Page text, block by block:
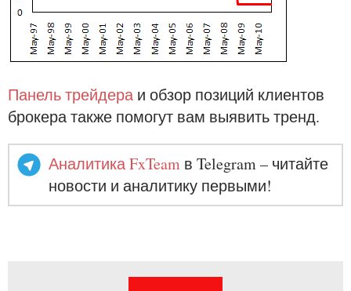
Панель трейдера и обзор позиций клиентов
брокера также помогут вам выявить тренд.
Аналитика FxTeam в Telegram – читайте
новости и аналитику первыми!